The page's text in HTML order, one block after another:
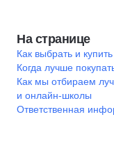
На странице
Как выбрать и
Когда лучше
Как мы отбираем
и онлайн-школы
Ответственная